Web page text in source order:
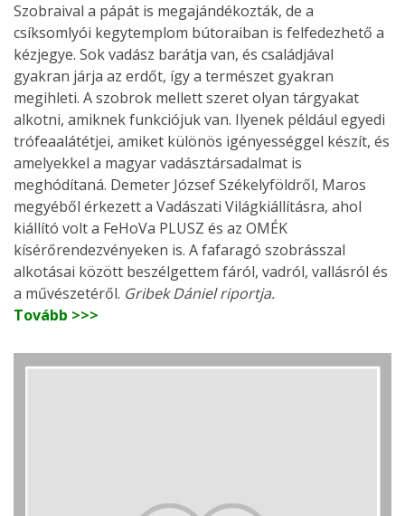
Szobraival a pápát is megajándékozták, de a
csíksomlyói kegytemplom bútoraiban is felfedezhető a
kézjegye. Sok vadász barátja van, és családjával
gyakran járja az erdőt, így a természet gyakran
megihleti. A szobrok mellett szeret olyan tárgyakat
alkotni, amiknek funkciójuk van. Ilyenek például egyedi
trófeaalátétjei, amiket különös igényességgel készít, és
amelyekkel a magyar vadásztársadalmat is
meghódítaná. Demeter József Székelyföldről, Maros
megyéből érkezett a Vadászati Világkiállításra, ahol
kiállító volt a FeHoVa PLUSZ és az OMÉK
kísérőrendezvényeken is. A fafaragó szobrásszal
alkotásai között beszélgettem fáról, vadról, vallásról és
a művészetéről. Gribek Dániel riportja.
Tovább >>>